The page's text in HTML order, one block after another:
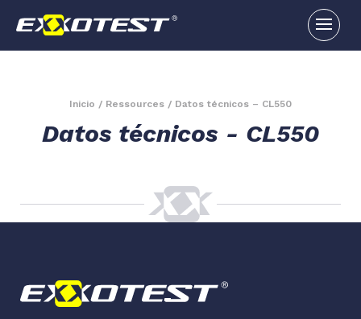
Inicio / Ressources / Datos técnicos – CL550
Datos técnicos - CL550